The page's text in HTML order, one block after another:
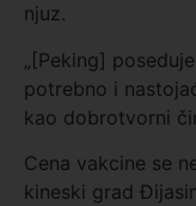
njuz.
„[Peking]
potrebno i
kao dobrotvorni
Cena vakcine se
kineski grad